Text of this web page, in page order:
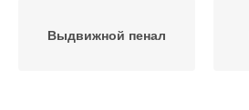
Выдвижной пенал